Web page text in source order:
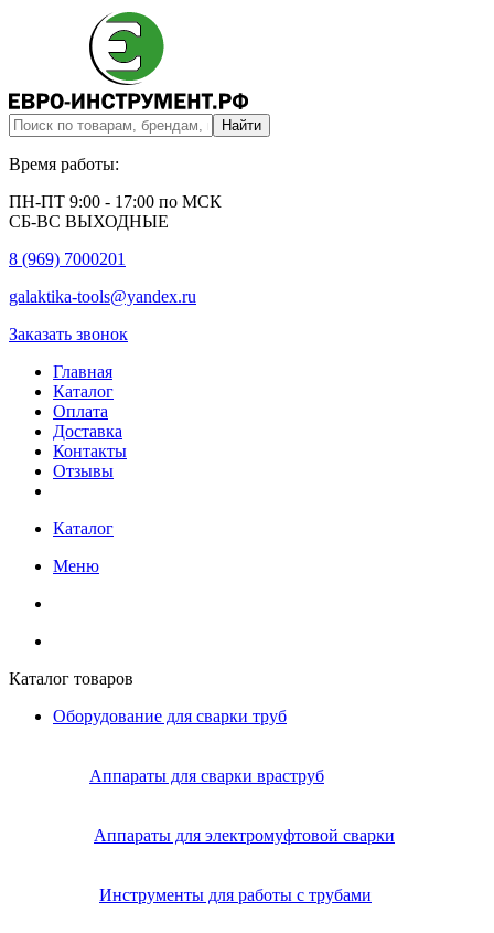
Время работы:
ПН-ПТ 9:00 - 17:00 по МСК
СБ-ВС ВЫХОДНЫЕ
8 (969) 7000201
galaktika-tools@yandex.ru
Заказать звонок
Главная
Каталог
Оплата
Доставка
Контакты
Отзывы
Каталог
Меню
Каталог товаров
Оборудование для сварки труб
Аппараты для сварки враструб
Аппараты для электромуфтовой сварки
Инструменты для работы с трубами